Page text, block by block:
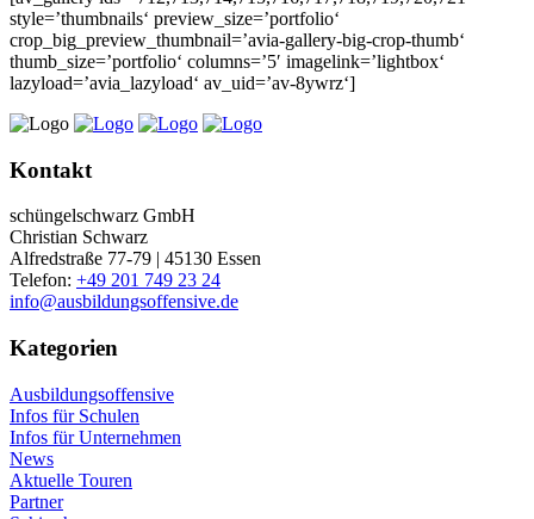
style=’thumbnails‘ preview_size=’portfolio‘
crop_big_preview_thumbnail=’avia-gallery-big-crop-thumb‘
thumb_size=’portfolio‘ columns=’5′ imagelink=’lightbox‘
lazyload=’avia_lazyload‘ av_uid=’av-8ywrz‘]
Kontakt
schüngelschwarz GmbH
Christian Schwarz
Alfredstraße 77-79 | 45130 Essen
Telefon: +49 201 749 23 24
info@ausbildungsoffensive.de
Kategorien
Ausbildungsoffensive
Infos für Schulen
Infos für Unternehmen
News
Aktuelle Touren
Partner